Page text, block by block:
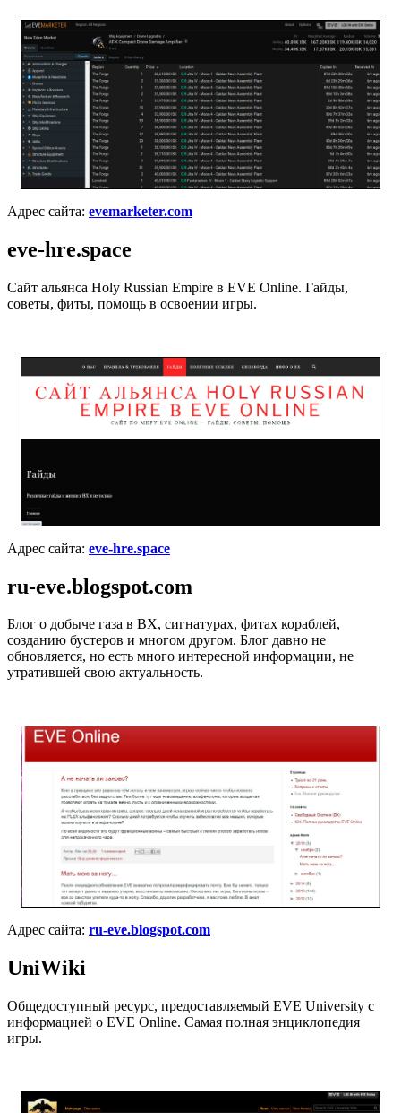
Адрес сайта: evemarketer.com
eve-hre.space
Сайт альянса Holy Russian Empire в EVE Online. Гайды,
советы, фиты, помощь в освоении игры.
Адрес сайта: eve-hre.space
ru-eve.blogspot.com
Блог о добыче газа в ВХ, сигнатурах, фитах кораблей,
созданию бустеров и многом другом. Блог давно не
обновляется, но есть много интересной информации, не
утратившей свою актуальность.
Адрес сайта: ru-eve.blogspot.com
UniWiki
Общедоступный ресурс, предоставляемый EVE University с
информацией о EVE Online. Самая полная энциклопедия
игры.